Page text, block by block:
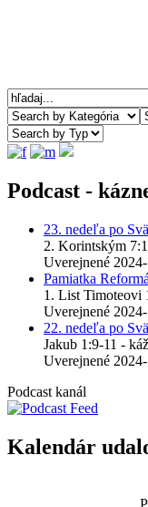
Podcast -
23. nedeľa po
2. Korintským
Uverejnené
Pamiatka
1. List Timoteovi
Uverejnené
22. nedeľa po
Jakub 1:9-11 -
Uverejnené
Podcast kanál
Kalendár